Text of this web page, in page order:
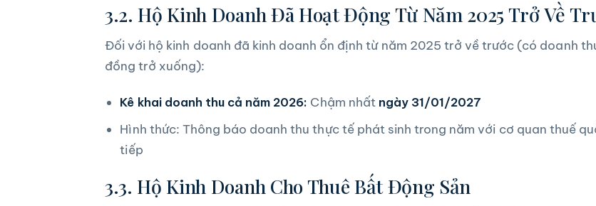
3.2. Hộ Kinh Doanh Đã Hoạt Động Từ Năm 2025 Trở Về
Đối với hộ kinh doanh đã kinh doanh ổn định từ năm 2025 trở về trước (có doanh
đồng trở xuống):
Kê khai doanh thu cả năm 2026: Chậm nhất ngày 31/01/2027
Hình thức: Thông báo doanh thu thực tế phát sinh trong năm với cơ quan thuế
tiếp
3.3. Hộ Kinh Doanh Cho Thuê Bất Động Sản